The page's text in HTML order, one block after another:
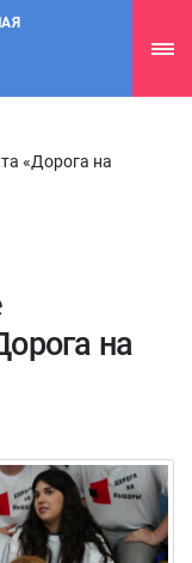
«Дорога на
на